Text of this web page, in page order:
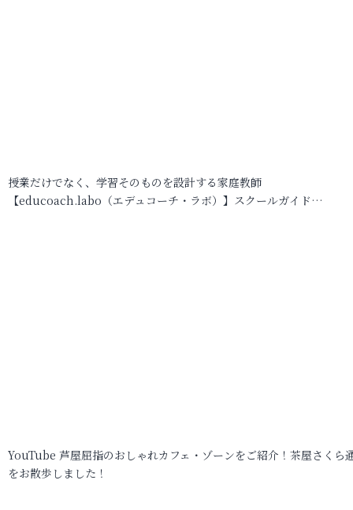
授業だけでなく、学習そのものを設計する家庭教師
【educoach.labo（エデュコーチ・ラボ）】スクールガイド…
YouTube 芦屋屈指のおしゃれカフェ・ゾーンをご紹介！茶屋さくら
をお散歩しました！